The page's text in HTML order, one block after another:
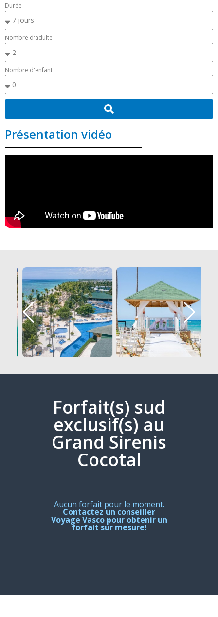
Durée
Nombre d'adulte
Nombre d'enfant
Présentation vidéo
Forfait(s) sud
exclusif(s) au
Grand Sirenis
Cocotal
Aucun forfait pour le moment.
Contactez un conseiller
Voyage Vasco pour obtenir un
forfait sur mesure!